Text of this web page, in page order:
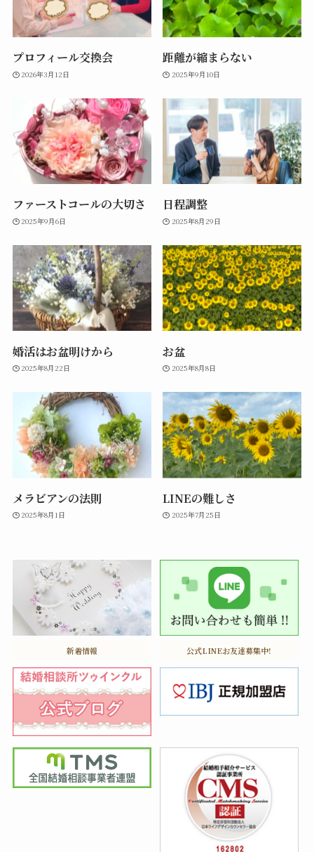
プロフィール交換会
2026年3月12日
距離が縮まらない
2025年9月10日
ファーストコールの大切さ
2025年9月6日
日程調整
2025年8月29日
婚活はお盆明けから
2025年8月22日
お盆
2025年8月8日
メラビアンの法則
2025年8月1日
LINEの難しさ
2025年7月25日
新着情報 公式LINEお友達募集中!